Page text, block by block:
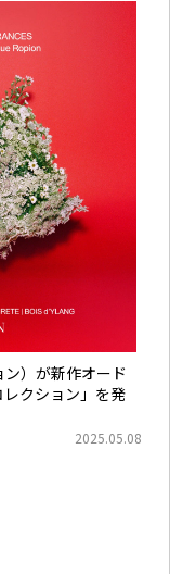
）が新作オード
クション」を発
2025.05.08